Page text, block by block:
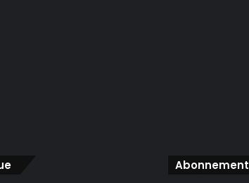
Abonnement